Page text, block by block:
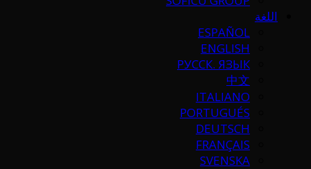
اللغة
ESPAÑOL
ENGLISH
РУССК. ЯЗЫК
中文
ITALIANO
PORTUGUÉS
DEUTSCH
FRANÇAIS
SVENSKA